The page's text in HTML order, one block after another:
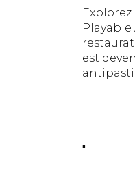
Explorez
Playable
est
antipasti
"